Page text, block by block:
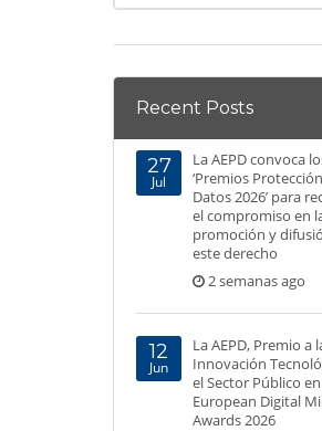
Recent Posts
27
Jul
La AEPD convoca
‘Premios
Datos 2026’ para
el compromiso en
promoción y
este derecho
2 semanas ago
12
Jun
La AEPD, Premio a
Innovación
el Sector Público
European Digital
Awards 2026